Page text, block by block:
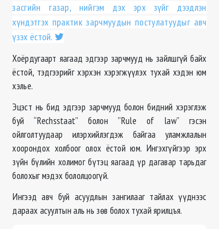
засгийн газар, нийгэм дэх эрх зүйг дээдлэн
хүндэтгэх практик зарчмуудын постулатуудыг авч
үзэх ёстой.
Хоёрдугаарт яагаад эдгээр зарчмууд нь зайлшгүй байх
ёстой, тэдгээрийг хэрхэн хэрэгжүүлэх тухай хэдэн юм
хэлье.
Эцэст нь бид эдгээр зарчмууд болон бидний хэрэглэж
буй “Rechsstaat” болон ”Rule of law” гэсэн
ойлголтуудаар илэрхийлэгдэж байгаа уламжлалын
хоорондох холбоог олох ёстой юм. Ингэхгүйгээр эрх
зүйн бүлийн холимог бүтэц яагаад үр дагавар тарьдаг
болохыг мэдэх бололцоогүй.
Ингээд авч буй асуудлын зангилааг тайлах үүднээс
дараах асуултын аль нь зөв болох тухай ярилцъя.